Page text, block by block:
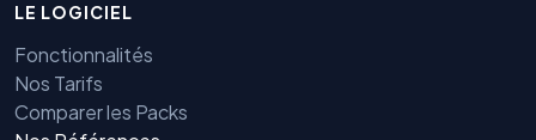
LE LOGICIEL
Fonctionnalités
Nos Tarifs
Comparer les Packs